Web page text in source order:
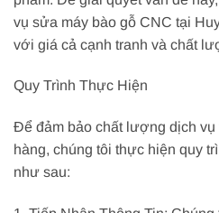
vụ sửa máy bào gỗ CNC tại
với giá cả cạnh tranh và chất
Quy Trình Thực Hiện
Để đảm bảo chất lượng dịch
hàng, chúng tôi thực hiện quy
như sau: